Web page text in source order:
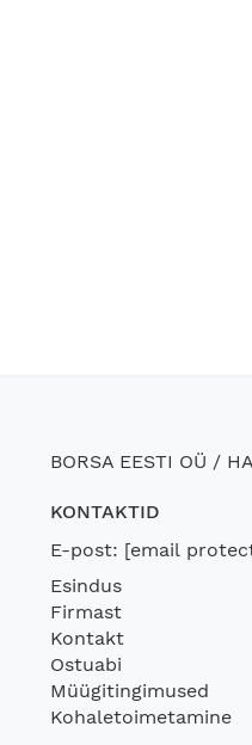
BORSA EESTI OÜ /
KONTAKTID
E-post: [email
Esindus
Firmast
Kontakt
Ostuabi
Müügitingimused
Kohaletoimetamine